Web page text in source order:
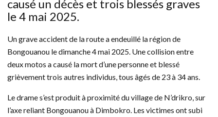
causé un décès et trois blessés graves
le 4 mai 2025.
Un grave accident de la route a endeuillé la région de
Bongouanou le dimanche 4 mai 2025. Une collision entre
deux motos a causé la mort d’une personne et blessé
grièvement trois autres individus, tous âgés de 23 à 34 ans.
Le drame s’est produit à proximité du village de N’drikro, sur
l’axe reliant Bongouanou à Dimbokro. Les victimes ont subi